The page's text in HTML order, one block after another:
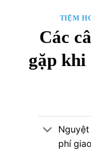
TIỆM
Các
gặp khi
phí